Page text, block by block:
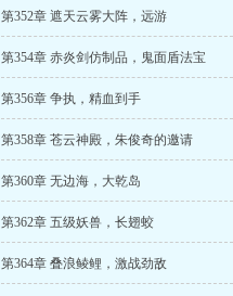
第352章 遮天云雾大阵，远游
第354章 赤炎剑仿制品，鬼面盾法宝
第356章 争执，精血到手
第358章 苍云神殿，朱俊奇的邀请
第360章 无边海，大乾岛
第362章 五级妖兽，长翅蛟
第364章 叠浪鲮鲤，激战劲敌